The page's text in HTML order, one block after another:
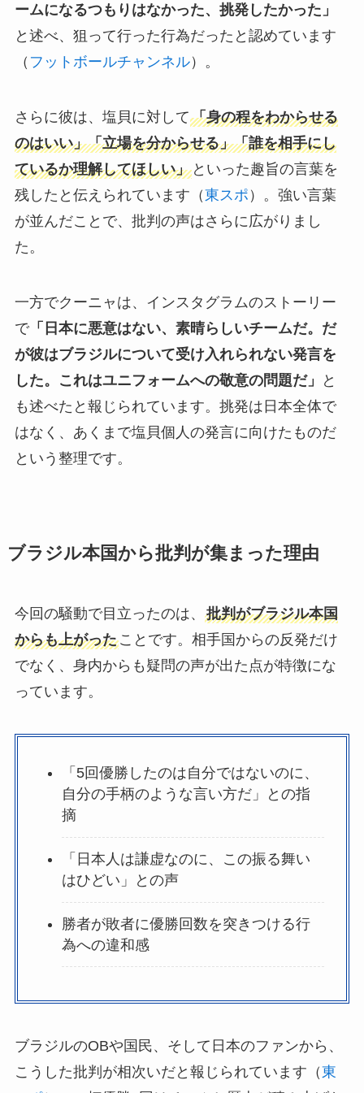
ームになるつもりはなかった、挑発したかった」
と述べ、狙って行った行為だったと認めています
（ フットボールチャンネル）。
さらに彼は、塩貝に対して「身の程をわからせる
のはいい」「立場を分からせる」「誰を相手にし
ているか理解してほしい」といった趣旨の言葉を
残したと伝えられています（東スポ ）。強い言葉
が並んだことで、批判の声はさらに広がりまし
た。
一方でクーニャは、インスタグラムのストーリー
で「日本に悪意はない、素晴らしいチームだ。だ
が彼はブラジルについて受け入れられない発言を
した。これはユニフォームへの敬意の問題だ」
と
も述べたと報じられています。挑発は日本全体で
はなく、あくまで塩貝個人の発言に向けたものだ
という整理です。
ブラジル本国から批判が集まった理由
今回の騒動で目立ったのは、 批判がブラジル本国
からも上がったことです。相手国からの反発だけ
でなく、身内からも疑問の声が出た点が特徴にな
っています。
「5回優勝したのは自分ではないのに、
自分の手柄のような言い方だ」との指
摘
「日本人は謙虚なのに、この振る舞い
はひどい」との声
勝者が敗者に優勝回数を突きつける行
為への違和感
ブラジルのOBや国民、そして日本のファンから、
こうした批判が相次いだと報じられています（東